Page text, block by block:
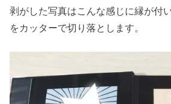
剥がした写真はこんな感じに縁が付
をカッターで切り落とします。